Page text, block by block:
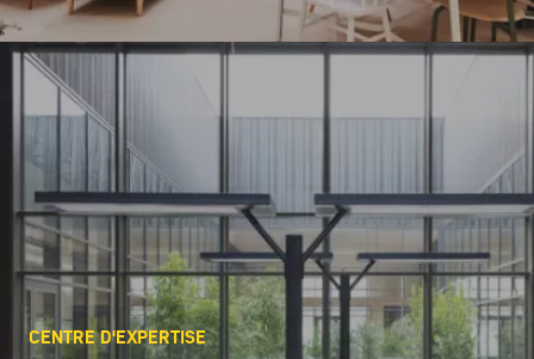
CENTRE D'EXPERTISE